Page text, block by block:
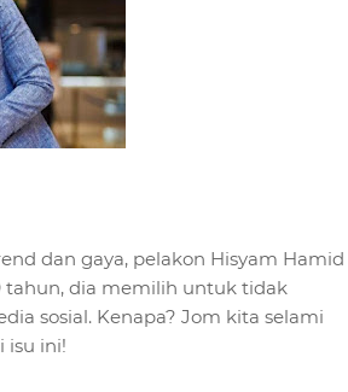
dan gaya, pelakon Hisyam Hamid
tahun, dia memilih untuk tidak
sosial. Kenapa? Jom kita selami
isu ini!